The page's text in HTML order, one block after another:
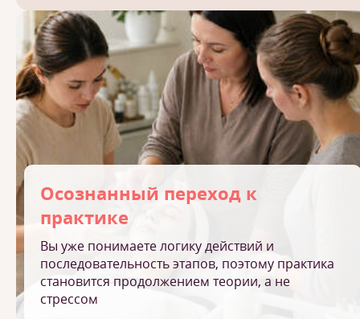
Осознанный переход к
практике
Вы уже понимаете логику действий и
последовательность этапов, поэтому практика
становится продолжением теории, а не
стрессом